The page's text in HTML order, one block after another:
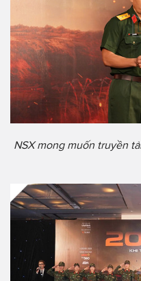
NSX mong muốn truyền